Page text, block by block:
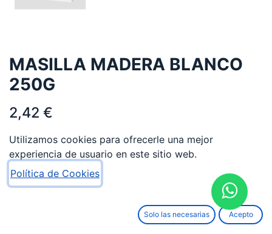
MASILLA MADERA BLANCO
250G
2,42 €
AÑADIR AL CARRITO
Utilizamos cookies para ofrecerle una mejor
experiencia de usuario en este sitio web.
Política de Cookies
Solo las necesarias Acepto